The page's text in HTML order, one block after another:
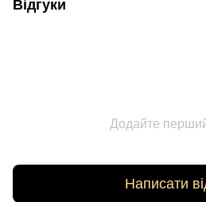
Відгуки
Додайте перший
Написати